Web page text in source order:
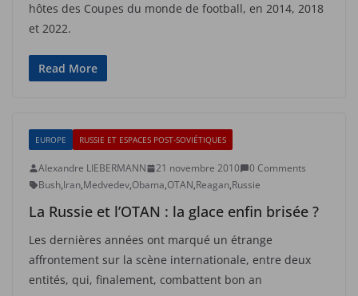
hôtes des Coupes du monde de football, en 2014, 2018
et 2022.
Read More
EUROPE RUSSIE ET ESPACES POST-SOVIÉTIQUES
Alexandre LIEBERMANN 21 novembre 2010
0 Comments
Bush,Iran,Medvedev,Obama,OTAN,Reagan,Russie
La Russie et l’OTAN : la glace enfin brisée ?
Les dernières années ont marqué un étrange
affrontement sur la scène internationale, entre deux
entités, qui, finalement, combattent bon an